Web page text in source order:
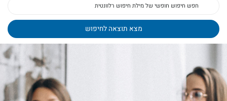
פעילות
ד"ר צבי ברק
מקצועיים